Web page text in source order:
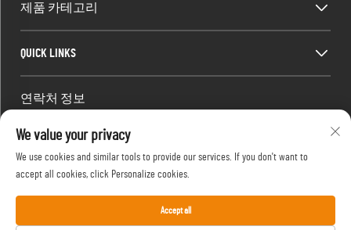
제품 카테고리
QUICK LINKS
연락처 정보
Office add : 방 1910, 블록 C, 후이징 시내 중심, 왕지안 서쪽 도로,
가오신 구, 헤페이, 안후이, 중국
이메일 :[email protected]
전화번호 :13917680554
저작권 © 2024 Hefei Silentbedding Co., Ltd. 소유. 개인정보 처리
We value your privacy
We use cookies and similar tools to provide our services. If you don't want to
accept all cookies, click Personalize cookies.
Accept all